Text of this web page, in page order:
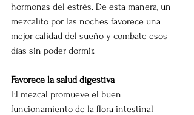
hormonas del estrés. De esta manera, un
mezcalito por las noches favorece una
mejor calidad del sueño y combate esos
días sin poder dormir.
Favorece la salud digestiva
El mezcal promueve el buen
funcionamiento de la flora intestinal